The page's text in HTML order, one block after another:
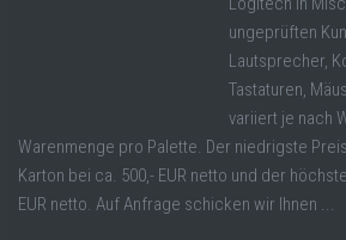
ungeprüften
Lautsprecher,
Tastaturen,
variiert je nach
Warenmenge pro Palette. Der niedrigste
Karton bei ca. 500,- EUR netto und der
EUR netto. Auf Anfrage schicken wir Ihnen ...